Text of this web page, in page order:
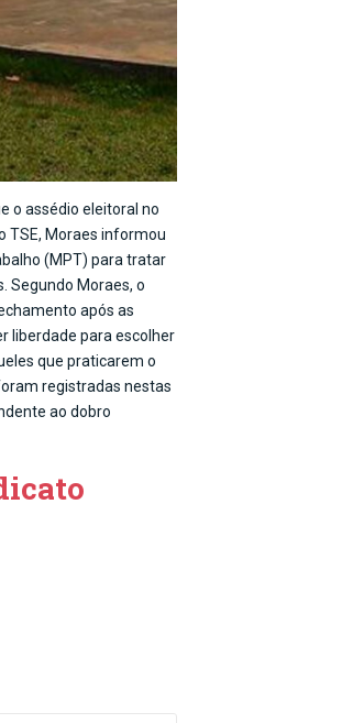
o assédio eleitoral no
TSE, Moraes informou
(MPT) para tratar
Segundo Moraes, o
após as
liberdade para escolher
que praticarem o
registradas nestas
ao dobro